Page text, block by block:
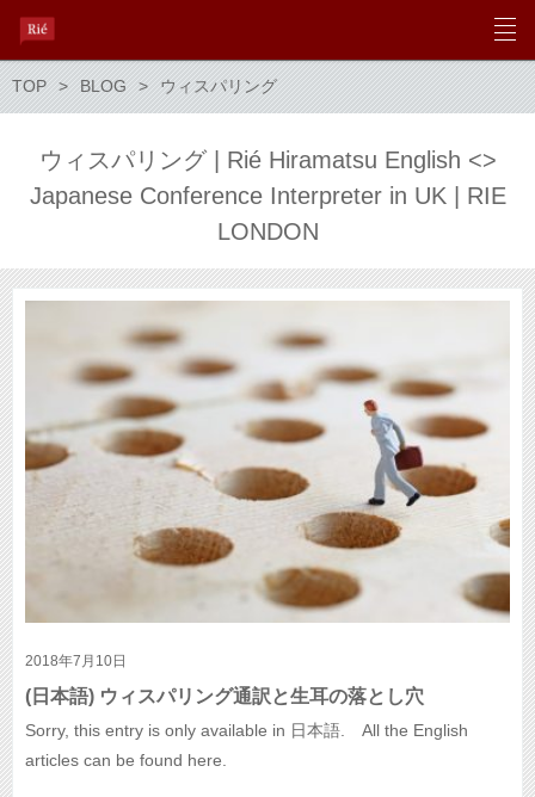
TOP BLOG ウィスパリング
ウィスパリング | Rié Hiramatsu English <>
Japanese Conference Interpreter in UK | RIE
LONDON
2018年7月10日
(日本語) ウィスパリング通訳と生耳の落とし穴
Sorry, this entry is only available in 日本語. All the English
articles can be found here.